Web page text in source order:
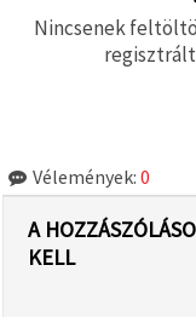
Nincsenek
Vélemények: 0
A
KELL